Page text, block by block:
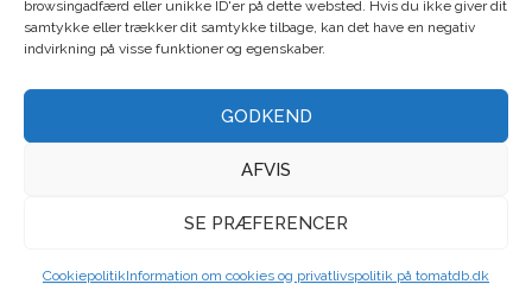
browsingadfærd eller unikke ID'er på dette websted. Hvis du ikke giver dit
samtykke eller trækker dit samtykke tilbage, kan det have en negativ
indvirkning på visse funktioner og egenskaber.
GODKEND
AFVIS
SE PRÆFERENCER
CookiepolitikInformation om cookies og privatlivspolitik på tomatdb.dk
Basilikum Blomsterkarse
Blåkvast Blomkål
Bønner
Broccoli Broccolikål
Cosmos Courgette